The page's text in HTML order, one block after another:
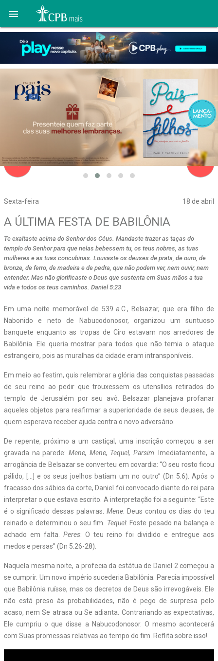

Sexta-feira 18 de abril
navigate_before
A ÚLTIMA FESTA DE BABILÔNIA
Te exaltaste acima do Senhor dos Céus. Mandaste trazer as taças do
templo do Senhor para que nelas bebessem tu, os teus nobres, as tuas
mulheres e as tuas concubinas. Louvaste os deuses de prata, de ouro, de
bronze, de ferro, de madeira e de pedra, que não podem ver, nem ouvir, nem
entender. Mas não glorificaste o Deus que sustenta em Suas mãos a tua
vida e todos os teus caminhos. Daniel 5:23
Em uma noite memorável de 539 a.C., Belsazar, que era filho de
Nabonido e neto de Nabucodonosor, organizou um suntuoso
banquete enquanto as tropas de Ciro estavam nos arredores de
Babilônia. Ele queria mostrar para todos que não temia o ataque
estrangeiro, pois as muralhas da cidade eram intransponíveis.
Em meio ao festim, quis relembrar a glória das conquistas passadas
de seu reino ao pedir que trouxessem os utensílios retirados do
templo de Jerusalém por seu avô. Belsazar planejava profanar
aqueles objetos para reafirmar a superioridade de seus deuses, de
quem esperava receber ajuda contra o novo adversário.
De repente, próximo a um castiçal, uma inscrição começou a ser
gravada na parede: Mene, Mene, Tequel, Parsim . Imediatamente, a
arrogância de Belsazar se converteu em covardia: “O seu rosto ficou
pálido, […] e os seus joelhos batiam um no outro” (Dn 5:6). Após o
fracasso dos sábios da corte, Daniel foi convocado diante do rei para
interpretar o que estava escrito. A interpretação foi a seguinte: “Este
é o significado dessas palavras: Mene: Deus contou os dias do teu
reinado e determinou o seu fim. Tequel: Foste pesado na balança e
achado em falta. Peres: O teu reino foi dividido e entregue aos
medos e persas” (Dn 5:26-28).
Naquela mesma noite, a profecia da estátua de Daniel 2 começou a
se cumprir. Um novo império sucederia Babilônia. Parecia impossível
que Babilônia ruísse, mas os decretos de Deus são irrevogáveis. Ele
não está preso às probabilidades, não é pego de surpresa pelo
acaso, nem Se atrasa ou Se adianta. Contrariando as expectativas,
Ele cumpriu o que disse a Nabucodonosor. O mesmo acontecerá
com Suas promessas relativas ao tempo do fim. Reflita sobre isso!
navigate_next